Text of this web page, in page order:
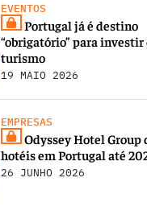
EVENTOS
Portugal já é destino
“obrigatório” para investir
turismo
19 MAIO 2026
EMPRESAS
Odyssey Hotel Group
hotéis em Portugal até
26 JUNHO 2026